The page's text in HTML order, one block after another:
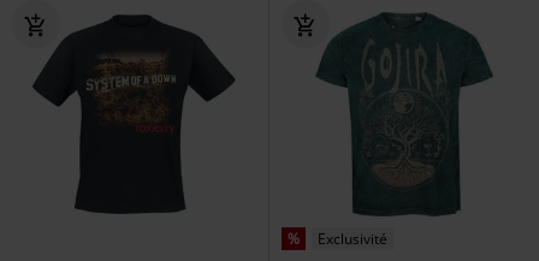
% Exclusivité